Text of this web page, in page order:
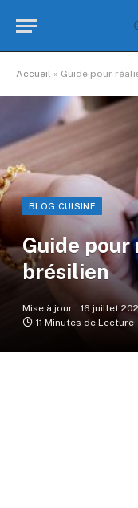
Accueil » Guide pour
BLOG CUISINE
Guide
brésilien
Mise à jour: 16 juillet
11 Minutes de Lecture